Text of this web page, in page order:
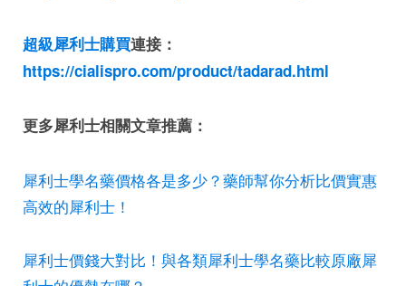
超級犀利士購買連接：
https://cialispro.com/product/tadarad.html
更多犀利士相關文章推薦：
犀利士學名藥價格各是多少？藥師幫你分析比價實惠
高效的犀利士！
犀利士價錢大對比！與各類犀利士學名藥比較原廠犀